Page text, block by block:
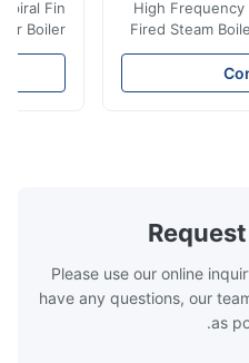
High
Fired
Coil Boiler
the
reduce the
Spiral Fin
Boiler
is the
saving the
Please use our online
have any questions,